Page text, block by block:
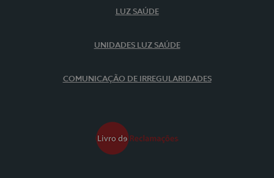
LUZ SAÚDE
UNIDADES LUZ SAÚDE
COMUNICAÇÃO DE IRREGULARIDADES